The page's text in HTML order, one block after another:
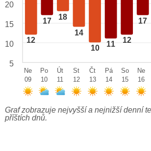
12
17 18
14
10 11 12
17
20
15
10
5
Ne
09
Po
10
Út
11
St
12
Čt
13
Pá
14
So
15
Ne
16
Graf zobrazuje nejvyšší a nejnižší denní
příštích dnů.